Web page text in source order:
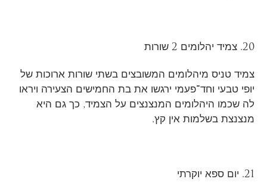
20. צמיד יהלומים 2 שורות
צמיד טניס מיהלומים המשובצים בשתי שורות ארוכות של
יופי טבעי וחד־פעמי ירגשו את בת החמישים הצעירה ויראו
לה שכמו היהלומים המנצנצים על הצמיד, כך גם היא
מנצנצת בשלמות אין קץ.
21. יום ספא יוקרתי